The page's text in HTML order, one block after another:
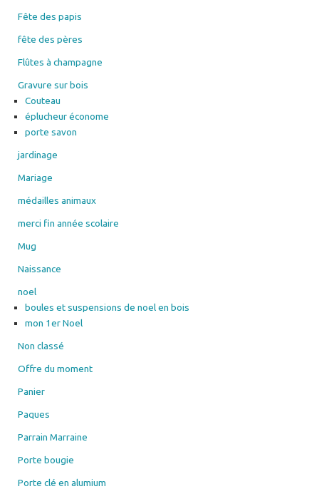
Fête des papis
fête des pères
Flûtes à champagne
Gravure sur bois
Couteau
éplucheur économe
porte savon
jardinage
Mariage
médailles animaux
merci fin année scolaire
Mug
Naissance
noel
boules et suspensions de noel en bois
mon 1er Noel
Non classé
Offre du moment
Panier
Paques
Parrain Marraine
Porte bougie
Porte clé en alumium